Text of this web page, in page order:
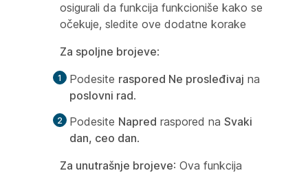
osigurali da funkcija funkcioniše kako se
očekuje, sledite ove dodatne korake
Za spoljne brojeve:
Podesite raspored Ne prosleđivaj na
poslovni rad.
Podesite Napred raspored na Svaki
dan, ceo dan.
Za unutrašnje brojeve: Ova funkcija